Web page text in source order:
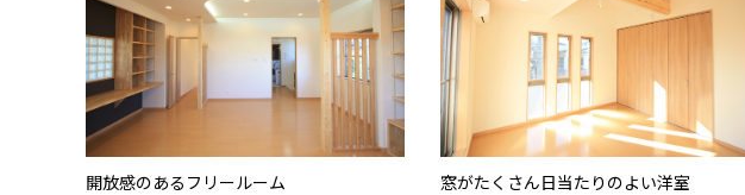
開放感のあるフリールーム 窓がたくさん日当たりのよい洋室